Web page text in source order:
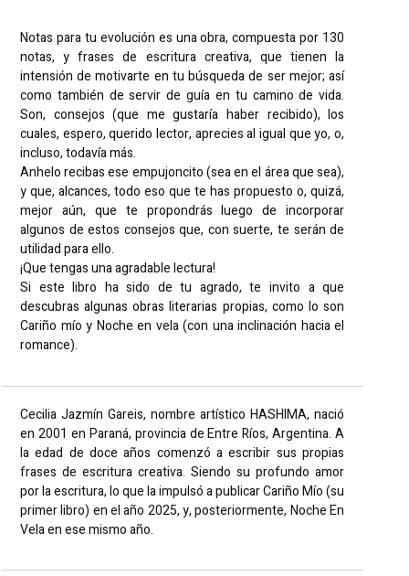
Notas para tu evolución es una obra, compuesta por 130
notas, y frases de escritura creativa, que tienen la
intensión de motivarte en tu búsqueda de ser mejor; así
como también de servir de guía en tu camino de vida.
Son, consejos (que me gustaría haber recibido), los
cuales, espero, querido lector, aprecies al igual que yo, o,
incluso, todavía más.
Anhelo recibas ese empujoncito (sea en el área que sea),
y que, alcances, todo eso que te has propuesto o, quizá,
mejor aún, que te propondrás luego de incorporar
algunos de estos consejos que, con suerte, te serán de
utilidad para ello.
¡Que tengas una agradable lectura!
Si este libro ha sido de tu agrado, te invito a que
descubras algunas obras literarias propias, como lo son
Cariño mío y Noche en vela (con una inclinación hacia el
romance).
Cecilia Jazmín Gareis, nombre artístico HASHIMA, nació
en 2001 en Paraná, provincia de Entre Ríos, Argentina. A
la edad de doce años comenzó a escribir sus propias
frases de escritura creativa. Siendo su profundo amor
por la escritura, lo que la impulsó a publicar Cariño Mío (su
primer libro) en el año 2025, y, posteriormente, Noche En
Vela en ese mismo año.